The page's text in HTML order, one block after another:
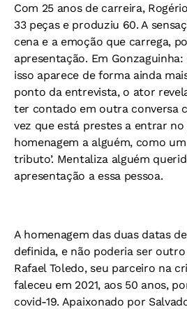
Com 25 anos de carreira,
33 peças e produziu 60. A
cena e a emoção que carrega,
apresentação. Em
isso aparece de forma ainda
ponto da entrevista, o ator
ter contado em outra conversa
vez que está prestes a entrar
homenagem a alguém, como
tributo’. Mentaliza alguém
apresentação a essa pessoa.
A homenagem das duas datas
definida, e não poderia ser
Rafael Toledo, seu parceiro na
faleceu em 2021, aos 50 anos,
covid-19. Apaixonado por